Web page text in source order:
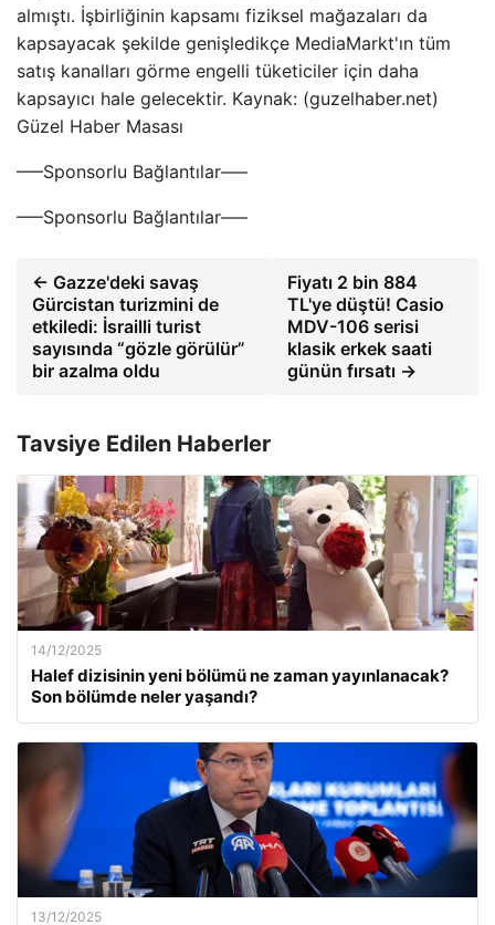
almıştı. İşbirliğinin kapsamı fiziksel mağazaları da
kapsayacak şekilde genişledikçe MediaMarkt'ın tüm
satış kanalları görme engelli tüketiciler için daha
kapsayıcı hale gelecektir. Kaynak: (guzelhaber.net)
Güzel Haber Masası
—–Sponsorlu Bağlantılar—–
—–Sponsorlu Bağlantılar—–
← Gazze'deki savaş
Gürcistan turizmini de
etkiledi: İsrailli turist
sayısında “gözle görülür”
bir azalma oldu
Fiyatı 2 bin 884
TL'ye düştü! Casio
MDV-106 serisi
klasik erkek saati
günün fırsatı →
Tavsiye Edilen Haberler
14/12/2025
Halef dizisinin yeni bölümü ne zaman yayınlanacak?
Son bölümde neler yaşandı?
13/12/2025